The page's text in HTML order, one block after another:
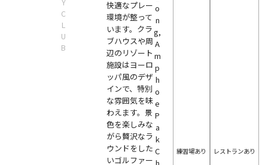
Y
C
L
U
B
快適なプレー
環境が整って
います。クラ
ブハウスや周
辺のリゾート
施設はヨーロ
ッパ風のデザ
インで、特別
な雰囲気を味
わえます。景
色を楽しみな
がら贅沢なラ
ウンドをした
いゴルファー
o
n
g,
A
m
p
h
o
e
P
a
k
C
練習場あり レストランあり